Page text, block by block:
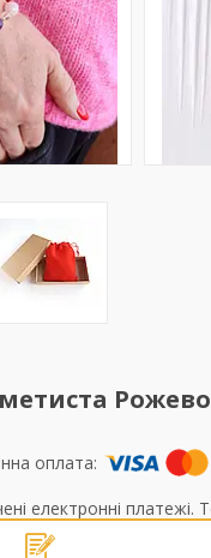
електронні